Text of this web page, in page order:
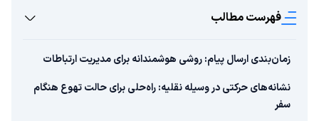
فهرست مطالب
زمان‌بندی ارسال پیام: روشی هوشمندانه برای مدیریت ارتباطات
نشانه‌های حرکتی در وسیله نقلیه: راه‌حلی برای حالت تهوع هنگام
سفر